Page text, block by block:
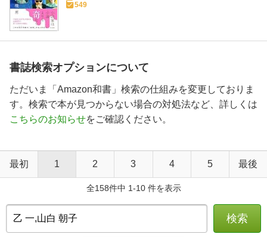
549
書誌検索オプションについて
ただいま「Amazon和書」検索の仕組みを変更しておりま
す。検索で本が見つからない場合の対処法など、詳しくは
こちらのお知らせをご確認ください。
最初 1 2 3 4 5 最後
全158件中 1-10 件を表示
検索